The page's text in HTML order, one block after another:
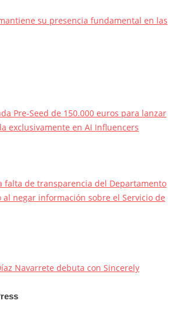
su presencia fundamental en las
Pre-Seed de 150.000 euros para lanzar
exclusivamente en AI Influencers
falta de transparencia del Departamento
al negar información sobre el Servicio de
Navarrete debuta con Sincerely